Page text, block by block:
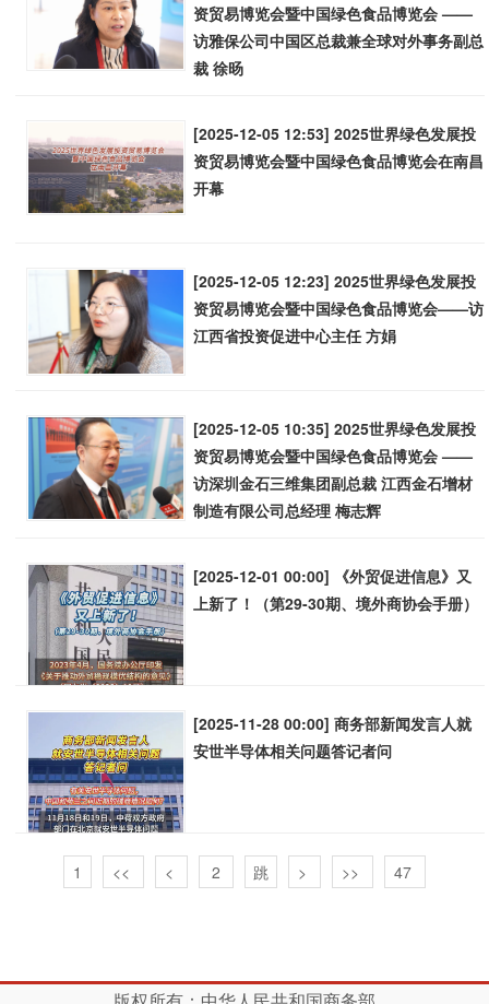
资贸易博览会暨中国绿色食品博览会 ——
访雅保公司中国区总裁兼全球对外事务副总
裁 徐旸
[2025-12-05 12:53] 2025世界绿色发展投
资贸易博览会暨中国绿色食品博览会在南昌
开幕
[2025-12-05 12:23] 2025世界绿色发展投
资贸易博览会暨中国绿色食品博览会——访
江西省投资促进中心主任 方娟
[2025-12-05 10:35] 2025世界绿色发展投
资贸易博览会暨中国绿色食品博览会 ——
访深圳金石三维集团副总裁 江西金石增材
制造有限公司总经理 梅志辉
[2025-12-01 00:00] 《外贸促进信息》又
上新了！（第29-30期、境外商协会手册）
[2025-11-28 00:00] 商务部新闻发言人就
安世半导体相关问题答记者问
1 << < > >> 47